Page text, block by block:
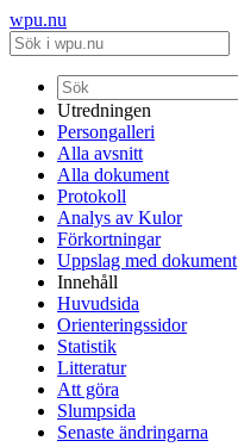
wpu.nu
Utredningen
Persongalleri
Alla avsnitt
Alla dokument
Protokoll
Analys av Kulor
Förkortningar
Uppslag med dokument
Innehåll
Huvudsida
Orienteringssidor
Statistik
Litteratur
Att göra
Slumpsida
Senaste ändringarna